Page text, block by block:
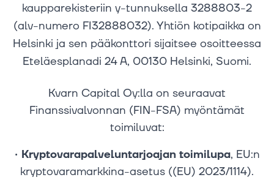
kaupparekisteriin y-tunnuksella 3288803-2
(alv-numero FI32888032). Yhtiön kotipaikka on
Helsinki ja sen pääkonttori sijaitsee osoitteessa
Eteläesplanadi 24 A, 00130 Helsinki, Suomi.
Kvarn Capital Oy:lla on seuraavat
Finanssivalvonnan (FIN-FSA) myöntämät
toimiluvat:
• Kryptovarapalveluntarjoajan toimilupa, EU:n
kryptovaramarkkina-asetus ((EU) 2023/1114).